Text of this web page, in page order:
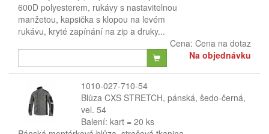
600D polyesterem, rukávy s nastavitelnou
manžetou, kapsička s klopou na levém
rukávu, kryté zapínání na zip a druky...
Cena: Cena na dotaz
Na objednávku
1010-027-710-54
Blůza CXS STRETCH, pánská, šedo-černá,
vel. 54
Balení: kart = 20 ks